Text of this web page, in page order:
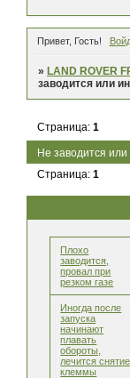
Привет, Гость!
» LAND ROVER
заводится или
Не заводится или
Страница:1
Страница:1
Плохо
заводится,
провал при
резком газе
Иногда после
запуска
начинают
плавать
обороты,
лечится
клеммы